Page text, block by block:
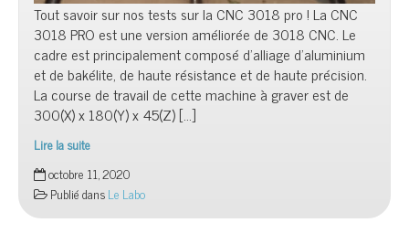
Tout savoir sur nos tests sur la CNC 3018 pro ! La CNC
3018 PRO est une version améliorée de 3018 CNC. Le
cadre est principalement composé d’alliage d’aluminium
et de bakélite, de haute résistance et de haute précision.
La course de travail de cette machine à graver est de
300(X) x 180(Y) x 45(Z) […]
Lire la suite
La
graveuse
laser
est
octobre 11, 2020
Publié dansLe Labo